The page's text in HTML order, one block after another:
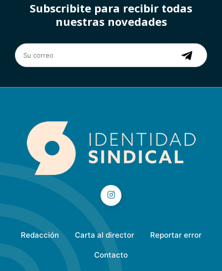
Subscribite para recibir todas
nuestras novedades
Redacción Carta al director Reportar error
Contacto